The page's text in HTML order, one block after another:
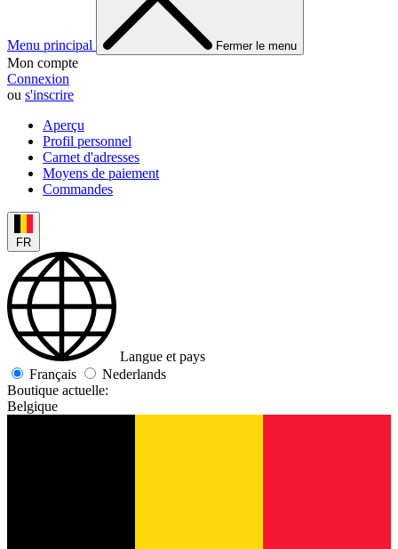
Menu principal Fermer le menu
Mon compte
Connexion
ou s'inscrire
Aperçu
Profil personnel
Carnet d'adresses
Moyens de paiement
Commandes
FR
Langue et pays
Français
Nederlands
Boutique actuelle:
Belgique